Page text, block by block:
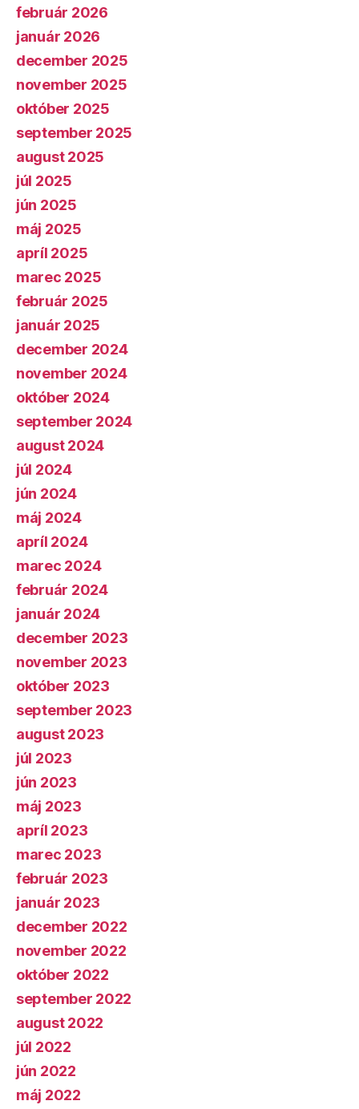
február 2026
január 2026
december 2025
november 2025
október 2025
september 2025
august 2025
júl 2025
jún 2025
máj 2025
apríl 2025
marec 2025
február 2025
január 2025
december 2024
november 2024
október 2024
september 2024
august 2024
júl 2024
jún 2024
máj 2024
apríl 2024
marec 2024
február 2024
január 2024
december 2023
november 2023
október 2023
september 2023
august 2023
júl 2023
jún 2023
máj 2023
apríl 2023
marec 2023
február 2023
január 2023
december 2022
november 2022
október 2022
september 2022
august 2022
júl 2022
jún 2022
máj 2022